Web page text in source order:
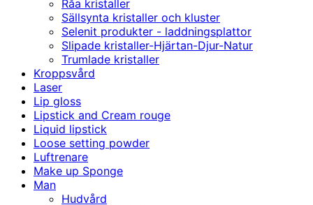
Råa kristaller
Sällsynta kristaller och kluster
Selenit produkter - laddningsplattor
Slipade kristaller-Hjärtan-Djur-Natur
Trumlade kristaller
Kroppsvård
Laser
Lip gloss
Lipstick and Cream rouge
Liquid lipstick
Loose setting powder
Luftrenare
Make up Sponge
Man
Hudvård